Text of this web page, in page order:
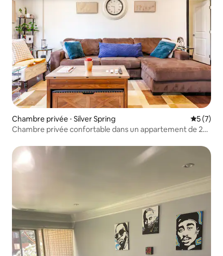
Chambre privée ⋅ Silver Spring
5 (7)
Chambre privée confortable dans un appartement de 2